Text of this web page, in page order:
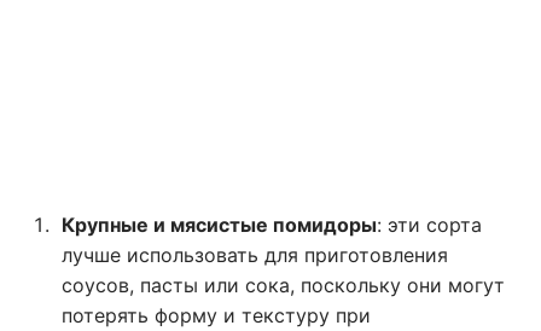
Крупные и мясистые помидоры: эти сорта
лучше использовать для приготовления
соусов, пасты или сока, поскольку они могут
потерять форму и текстуру при